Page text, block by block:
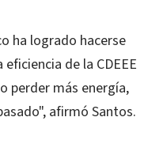
ha logrado hacerse
de la CDEEE
perder más energía,
afirmó Santos.